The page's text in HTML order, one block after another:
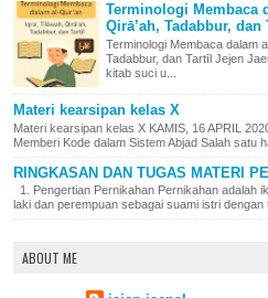
Terminologi Membaca
Qirā’ah, Tadabbur, dan
Terminologi Membaca dalam
Tadabbur, dan Tartīl Jejen
kitab suci u...
Materi kearsipan kelas X
Materi kearsipan kelas X KAMIS, 16 APRIL
Memberi Kode dalam Sistem Abjad Salah satu
RINGKASAN DAN TUGAS MATERI
1. Pengertian Pernikahan Pernikahan adalah
laki dan perempuan sebagai suami istri dengan
ABOUT ME